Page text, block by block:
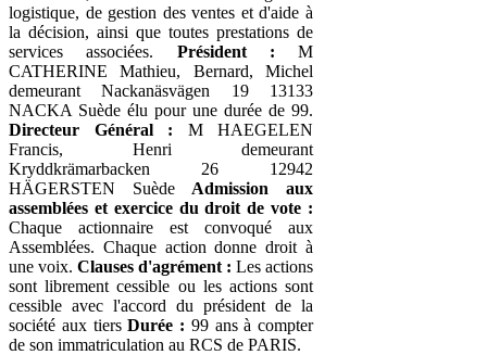
logistique, de gestion des ventes et d'aide à
la décision, ainsi que toutes prestations de
services associées. Président : M
CATHERINE Mathieu, Bernard, Michel
demeurant Nackanäsvägen 19 13133
NACKA Suède élu pour une durée de 99.
Directeur Général : M HAEGELEN
Francis, Henri demeurant
Kryddkrämarbacken 26 12942
HÄGERSTEN Suède Admission aux
assemblées et exercice du droit de vote :
Chaque actionnaire est convoqué aux
Assemblées. Chaque action donne droit à
une voix. Clauses d'agrément : Les actions
sont librement cessible ou les actions sont
cessible avec l'accord du président de la
société aux tiersDurée : 99 ans à compter
de son immatriculation au RCS de PARIS.